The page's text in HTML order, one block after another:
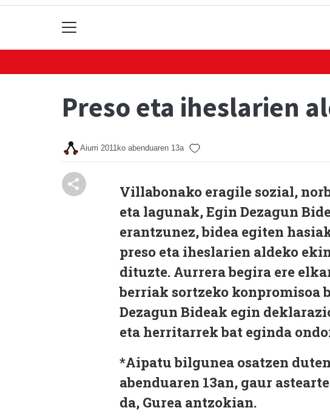
Preso eta iheslarien
Aiurri 2011ko abenduaren 13a
Villabonako eragile sozial,
eta lagunak, Egin Dezagun
erantzunez, bidea egiten
preso eta iheslarien aldeko
dituzte. Aurrera begira ere
berriak sortzeko konpromisoa
Dezagun Bideak egin
eta herritarrek bat eginda
*Aipatu bilgunea osatzen
abenduaren 13an, gaur
da, Gurea antzokian.